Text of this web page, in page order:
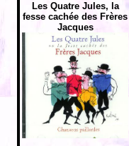
Les Quatre Jules, la
fesse cachée des Frères
Jacques